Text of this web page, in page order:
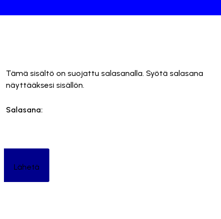
Tämä sisältö on suojattu salasanalla. Syötä salasana
näyttääksesi sisällön.
Salasana: